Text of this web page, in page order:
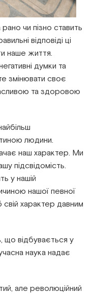
чи пізно ставить
відповіді ці
наше життя.
думки та
змінювати своє
та здоровою
людини.
наш характер. Ми
підсвідомість.
у нашій
нашої певної
характер давним
що відбувається у
наука надає
але революційний